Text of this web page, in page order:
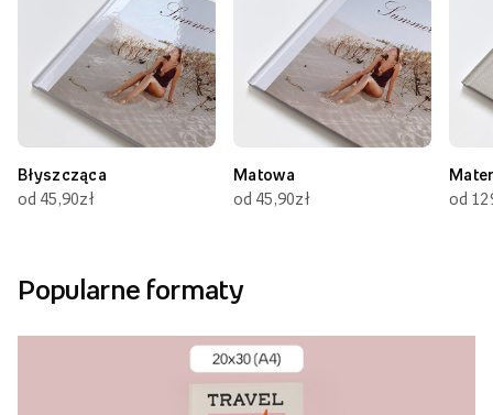
Błyszcząca
od 45,90zł
Matowa
od 45,90zł
od
Popularne formaty